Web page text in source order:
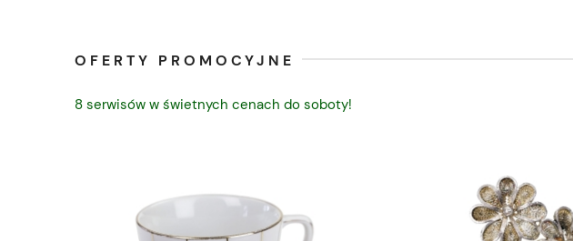
OFERTY PROMOCYJNE
8 serwisów w świetnych cenach do soboty!